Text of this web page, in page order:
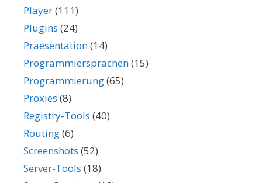
Player(111)
Plugins (24)
Praesentation(14)
Programmiersprachen(15)
Programmierung(65)
Proxies (8)
Registry-Tools (40)
Routing(6)
Screenshots (52)
Server-Tools (18)